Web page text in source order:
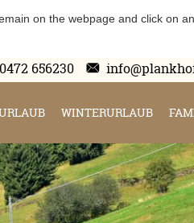
on the webpage and click on
0472 656230
WINTERURLAUB